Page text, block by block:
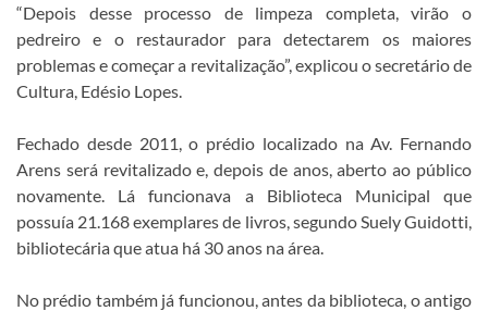
“Depois desse processo de limpeza completa, virão o
pedreiro e o restaurador para detectarem os maiores
problemas e começar a revitalização”, explicou o secretário de
Cultura, Edésio Lopes.
Fechado desde 2011, o prédio localizado na Av. Fernando
Arens será revitalizado e, depois de anos, aberto ao público
novamente. Lá funcionava a Biblioteca Municipal que
possuía 21.168 exemplares de livros, segundo Suely Guidotti,
bibliotecária que atua há 30 anos na área.
No prédio também já funcionou, antes da biblioteca, o antigo